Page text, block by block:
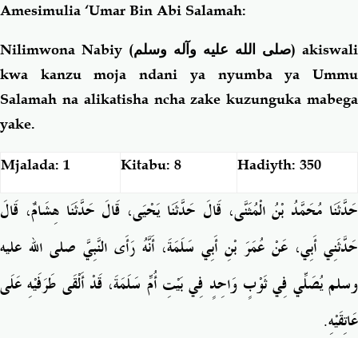
Amesimulia ‘Umar Bin Abi Salamah:
Nilimwona Nabiy (صلى الله عليه وآله وسلم) akiswali
kwa kanzu moja ndani ya nyumba ya Ummu
Salamah na alikatisha ncha zake kuzunguka mabega
yake.
Mjalada: 1 Kitabu: 8 Hadiyth: 350
حَدَّثَنَا مُحَمَّدُ بْنُ الْمُثَنَّى، قَالَ حَدَّثَنَا يَحْيَى، قَالَ حَدَّثَنَا هِشَامٌ، قَالَ
حَدَّثَنِي أَبِي، عَنْ عُمَرَ بْنِ أَبِي سَلَمَةَ، أَنَّهُ رَأَى النَّبِيَّ صلى الله عليه
وسلم يُصَلِّي فِي ثَوْبٍ وَاحِدٍ فِي بَيْتِ أُمِّ سَلَمَةَ، قَدْ أَلْقَى طَرَفَيْهِ عَلَى
عَاتِقَيْهِ‏.‏